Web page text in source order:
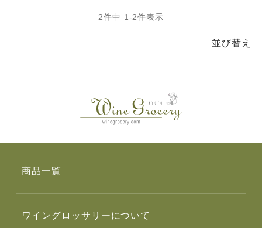
並び替え
2件中 1 -2件表示
商品一覧
ワイングロッサリーについて